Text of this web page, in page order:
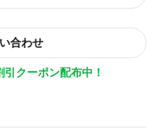
合わせ
クーポン配布中！